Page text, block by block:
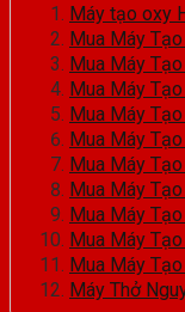
Máy tạo oxy
Mua Máy
Mua Máy
Mua Máy
Mua Máy
Mua Máy
Mua Máy
Mua Máy
Mua Máy
Mua Máy
Mua Máy
Máy Thở